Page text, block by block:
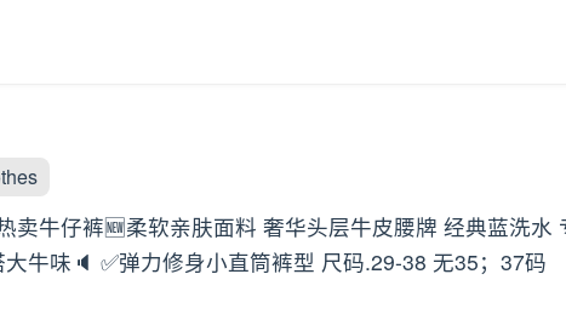
卖牛仔裤🆕柔软亲肤面料 奢华头层牛皮腰牌 经典蓝洗
牛味🔈 ✅弹力修身小直筒裤型 尺码.29-38 无35；37码